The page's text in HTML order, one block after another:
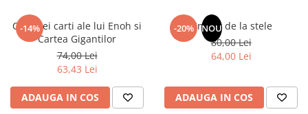
Instrumente si Truse Geometrie
Seturi scolare
Calculator
Consumabile & Accesorii
Cadouri
-14%
Cele trei carti ale lui Enoh si
Cartea Gigantilor
74,00 Lei
63,43 Lei
ADAUGA IN COS
-20% NOU
Un dar de la stele
80,00 Lei
64,00 Lei
ADAUGA IN COS